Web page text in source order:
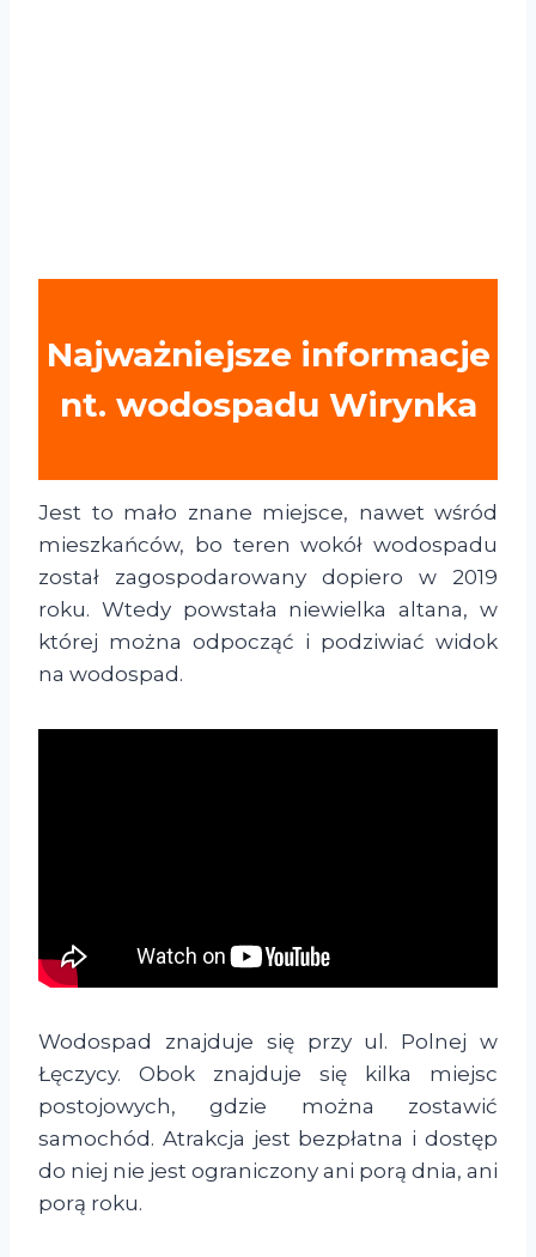
Najważniejsze informacje
nt. wodospadu Wirynka
Jest to mało znane miejsce, nawet wśród
mieszkańców, bo teren wokół wodospadu
został zagospodarowany dopiero w 2019
roku. Wtedy powstała niewielka altana, w
której można odpocząć i podziwiać widok
na wodospad.
Wodospad znajduje się przy ul. Polnej w
Łęczycy. Obok znajduje się kilka miejsc
postojowych, gdzie można zostawić
samochód. Atrakcja jest bezpłatna i dostęp
do niej nie jest ograniczony ani porą dnia, ani
porą roku.